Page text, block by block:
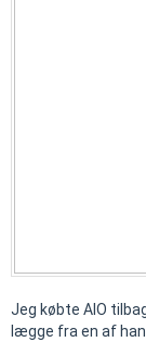
Jeg købte AIO
lægge fra en af